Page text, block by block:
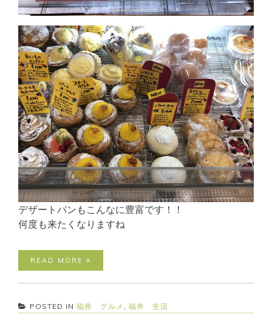
デザートパンもこんなに豊富です！！
何度も来たくなりますね
READ MORE
POSTED IN 福井 グルメ 福井 生活